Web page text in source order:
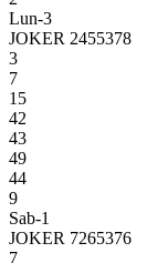
Lun-3
JOKER 2455378
3
7
15
42
43
49
44
9
Sab-1
JOKER 7265376
7